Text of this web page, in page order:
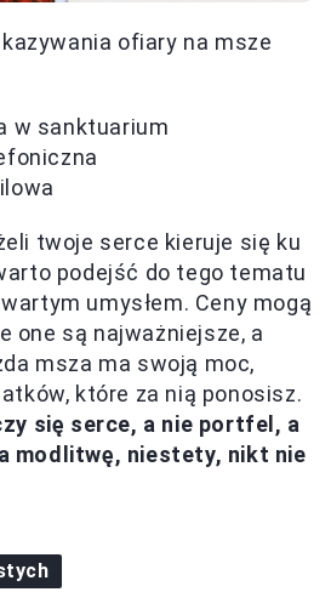
ofiary na msze
w sanktuarium
twoje serce kieruje się ku
podejść do tego tematu
umysłem. Ceny mogą
one są najważniejsze, a
msza ma swoją moc,
które za nią ponosisz.
się serce, a nie portfel, a
modlitwę, niestety, nikt nie